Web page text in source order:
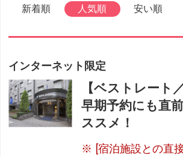
新着順 人気順 安い順
インターネット限定
【ベストレート
早期予約にも直
ススメ！
[宿泊施設との直